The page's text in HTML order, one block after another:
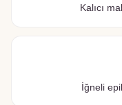
Kalıcı
İğneli